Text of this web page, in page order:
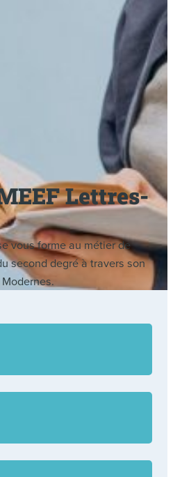
Lettres-
vous forme au métier de
second degré à travers son